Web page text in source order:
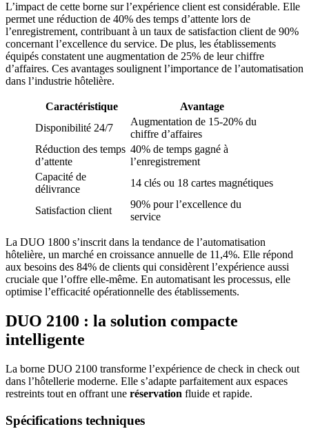
L’impact de cette borne sur l’expérience client est considérable. Elle
permet une réduction de 40% des temps d’attente lors de
l’enregistrement, contribuant à un taux de satisfaction client de 90%
concernant l’excellence du service. De plus, les établissements
équipés constatent une augmentation de 25% de leur chiffre
d’affaires. Ces avantages soulignent l’importance de l’automatisation
dans l’industrie hôtelière.
Caractéristique
Avantage
Disponibilité 24/7
Augmentation de 15-20% du
chiffre d’affaires
Réduction des temps
d’attente
40% de temps gagné à
l’enregistrement
Capacité de
délivrance
14 clés ou 18 cartes magnétiques
Satisfaction client
90% pour l’excellence du
service
La DUO 1800 s’inscrit dans la tendance de l’automatisation
hôtelière, un marché en croissance annuelle de 11,4%. Elle répond
aux besoins des 84% de clients qui considèrent l’expérience aussi
cruciale que l’offre elle-même. En automatisant les processus, elle
optimise l’efficacité opérationnelle des établissements.
DUO 2100 : la solution compacte
intelligente
La borne DUO 2100 transforme l’expérience de check in check out
dans l’hôtellerie moderne. Elle s’adapte parfaitement aux espaces
restreints tout en offrant une réservation fluide et rapide.
Spécifications techniques